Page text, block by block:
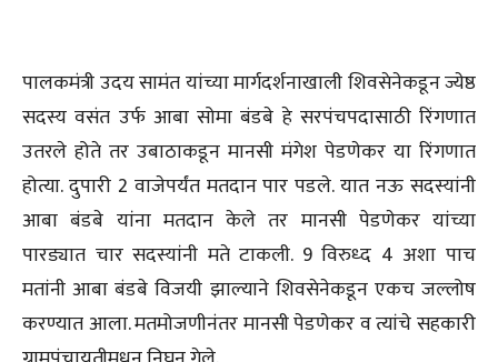
पालकमंत्री उदय सामंत यांच्या मार्गदर्शनाखाली शिवसेनेकडून ज्येष्ठ
सदस्य वसंत उर्फ आबा सोमा बंडबे हे सरपंचपदासाठी रिंगणात
उतरले होते तर उबाठाकडून मानसी मंगेश पेडणेकर या रिंगणात
होत्या. दुपारी 2 वाजेपर्यंत मतदान पार पडले. यात नऊ सदस्यांनी
आबा बंडबे यांना मतदान केले तर मानसी पेडणेकर यांच्या
पारड्यात चार सदस्यांनी मते टाकली. 9 विरुध्द 4 अशा पाच
मतांनी आबा बंडबे विजयी झाल्याने शिवसेनेकडून एकच जल्लोष
करण्यात आला. मतमोजणीनंतर मानसी पेडणेकर व त्यांचे सहकारी